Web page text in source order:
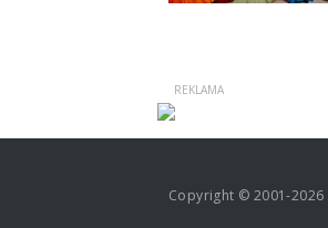
Copyright © 2001-2026